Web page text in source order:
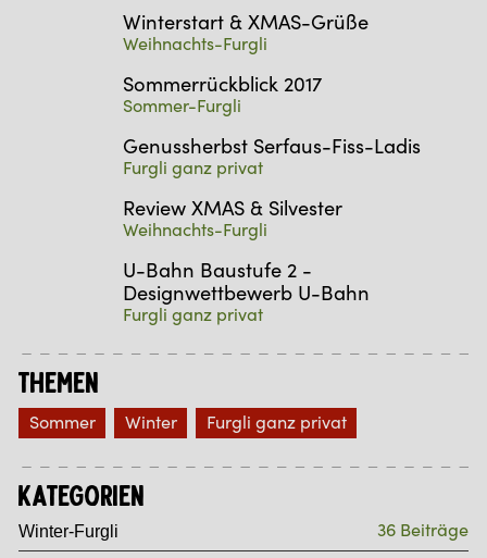
Winterstart & XMAS-Grüße
Weihnachts-Furgli
Sommerrückblick 2017
Sommer-Furgli
Genussherbst Serfaus-Fiss-Ladis
Furgli ganz privat
Review XMAS & Silvester
Weihnachts-Furgli
U-Bahn Baustufe 2 -
Designwettbewerb U-Bahn
Furgli ganz privat
Themen
Sommer Winter Furgli ganz privat
Kategorien
Winter-Furgli 36 Beiträge